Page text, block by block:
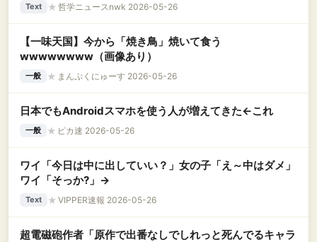
Text ★ 哲学ニュースnwk 2026-05-26
【一味天国】今から「焼き鳥」焼いて食う
wwwwwwww（画像あり）
一般 ★ まんぷくにゅーす 2026-05-26
日本でもAndroidスマホを使う人が増えてきた←これ
一般 ★ ピカ速 2026-05-26
ワイ「今日は中に出していい？」女の子「え～中はダメ」
ワイ「そっか?」→
Text ★ VIPPER速報 2026-05-26
超電磁砲作者「原作で出番なしでしれっと死んでるキャラ